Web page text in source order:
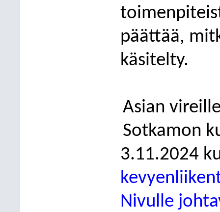
päättää,
käsitelty.
Asian
Sotkamon
3.11.2024
Nivulle